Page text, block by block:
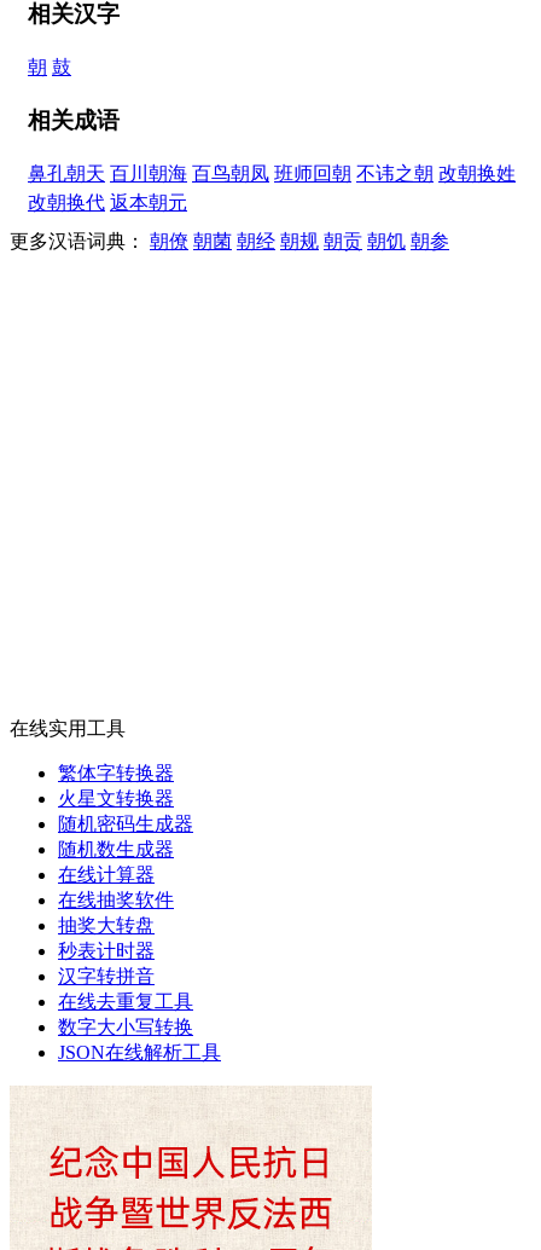
相关汉字
朝 鼓
相关成语
鼻孔朝天 百川朝海 百鸟朝凤 班师回朝 不讳之朝 改朝换姓
改朝换代 返本朝元
更多汉语词典： 朝僚 朝菌 朝经 朝规 朝贡 朝饥 朝参
在线实用工具
繁体字转换器
火星文转换器
随机密码生成器
随机数生成器
在线计算器
在线抽奖软件
抽奖大转盘
秒表计时器
汉字转拼音
在线去重复工具
数字大小写转换
JSON在线解析工具